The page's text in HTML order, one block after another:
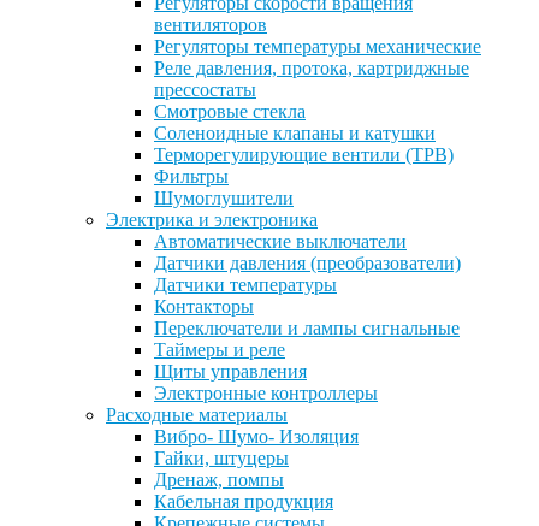
вентиляторов
Регуляторы температуры механические
Реле давления, протока, картриджные
прессостаты
Смотровые стекла
Соленоидные клапаны и катушки
Терморегулирующие вентили (ТРВ)
Фильтры
Шумоглушители
Электрика и электроника
Автоматические выключатели
Датчики давления (преобразователи)
Датчики температуры
Контакторы
Переключатели и лампы сигнальные
Таймеры и реле
Щиты управления
Электронные контроллеры
Расходные материалы
Вибро- Шумо- Изоляция
Гайки, штуцеры
Дренаж, помпы
Кабельная продукция